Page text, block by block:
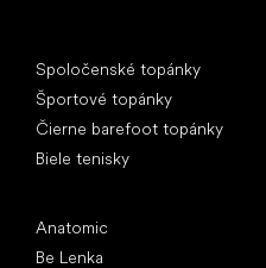
Spoločenské topánky
Športové topánky
Čierne barefoot topánky
Biele tenisky
Anatomic
Be Lenka